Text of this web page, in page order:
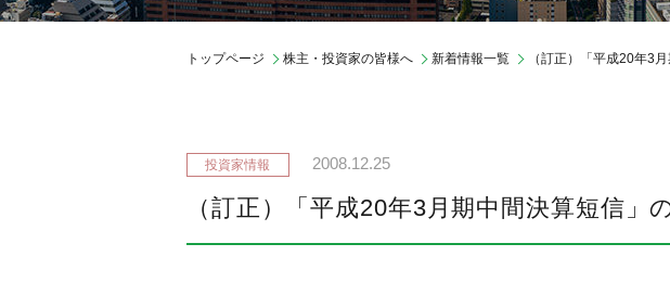
トップページ 株主・投資家の皆様へ 新着情報一覧 （訂正）「平成20年3
2008.12.25
（訂正）「平成20年3月期中間決算短信」